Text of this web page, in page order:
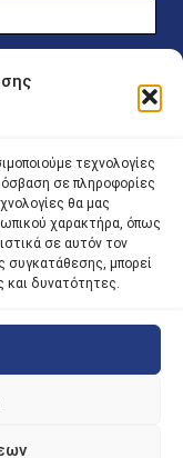
τεχνολογίες
σε πληροφορίες
θα μας
χαρακτήρα, όπως
σε αυτόν τον
συγκατάθεσης, μπορεί
και δυνατότητες.
Candidates